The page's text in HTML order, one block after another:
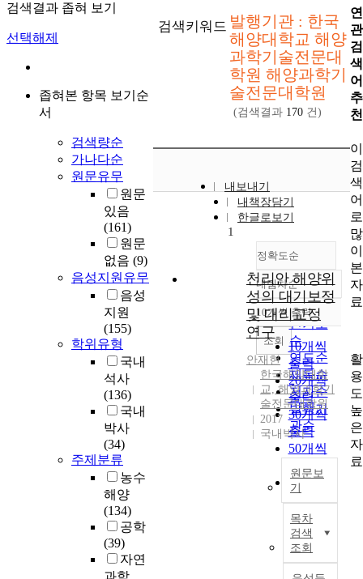
검색결과 좁혀 보기
선택해제
좁혀본 항목 보기순
서
검색량순
가나다순
원문유무
원문
있음
(161)
원문
없음 (9)
음성지원유무
음성
지원
(155)
학위유형
국내
석사
(136)
국내
박사
(34)
주제분류
농수
해양
(134)
공학
(39)
자연
검색키워드 발행기관 : 한국
해양대학교 해양
과학기술전문대
학원 해양과학기
술전문대학원
(검색결과 170 건)
내보내기
내책장담기
한글로보기
정확도순
정확도
순
인기도
순
연도순
제목순
저자순
발행기
관순
내림차순
내림차순
10개씩 출력
10개씩
출력
20개씩
출력
30개씩
출력
50개씩
출력
100개씩
출력
조회
1
천리안 해양위
성의 대기보정
및 대리교정
연구
안재현
한국해양대학
교, 해양과학기
술전문대학원
2017
국내박사
원문보
기
목차
검색
조회
연
관
검
색
어
추
천
이
검
색
어
로
많
이
본
자
료
활
용
도
높
은
자
료